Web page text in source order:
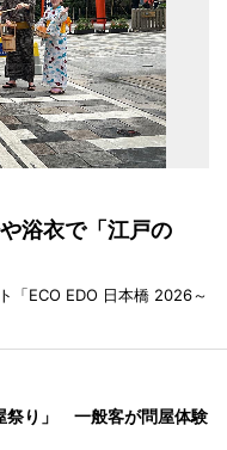
浴衣で「江戸の
「ECO EDO 日本橋 2026～
祭り」 一般客が問屋体験